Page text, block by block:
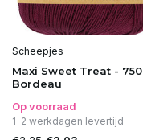
Scheepjes
Maxi Sweet Treat - 750
Bordeau
Op voorraad
1-2 werkdagen levertijd